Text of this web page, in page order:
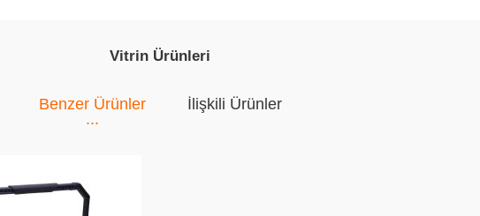
Vitrin Ürünleri
Benzer Ürünler İlişkili Ürünler